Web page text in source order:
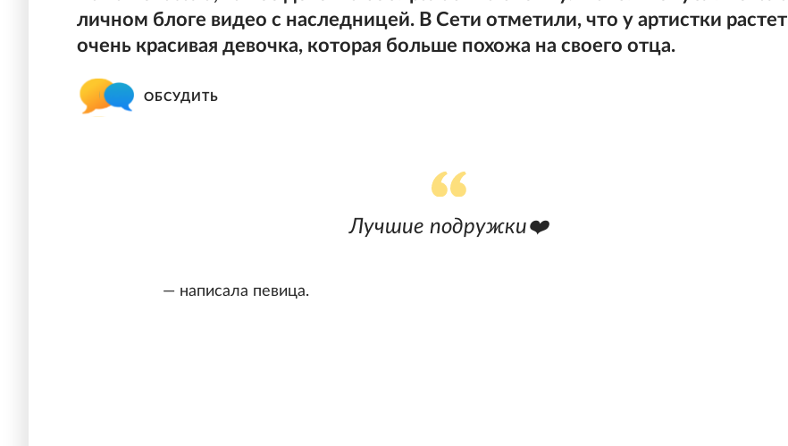
личном блоге видео с наследницей. В Сети отметили, что у артистки растет
очень красивая девочка, которая больше похожа на своего отца.
ОБСУДИТЬ
Лучшие подружки❤️
— написала певица.